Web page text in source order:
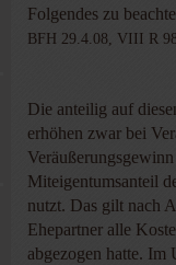
Folgendes zu
BFH 29.4.08, VIII R
Die anteilig auf
erhöhen zwar bei
Miteigentumsanteil
nutzt. Das gilt nach
Ehepartner alle
abgezogen hatte. Im